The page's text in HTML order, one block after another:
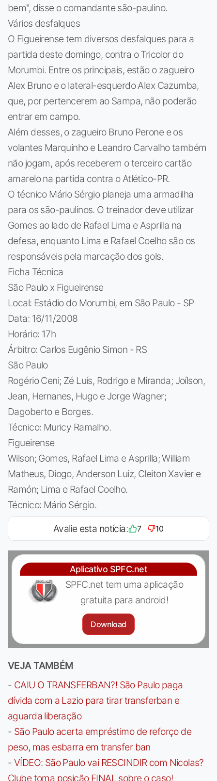
bem", disse o comandante são-paulino.
Vários desfalques
O Figueirense tem diversos desfalques para a
partida deste domingo, contra o Tricolor do
Morumbi. Entre os principais, estão o zagueiro
Alex Bruno e o lateral-esquerdo Alex Cazumba,
que, por pertencerem ao Sampa, não poderão
entrar em campo.
Além desses, o zagueiro Bruno Perone e os
volantes Marquinho e Leandro Carvalho também
não jogam, após receberem o terceiro cartão
amarelo na partida contra o Atlético-PR.
O técnico Mário Sérgio planeja uma armadilha
para os são-paulinos. O treinador deve utilizar
Gomes ao lado de Rafael Lima e Asprilla na
defesa, enquanto Lima e Rafael Coelho são os
responsáveis pela marcação dos gols.
Ficha Técnica
São Paulo x Figueirense
Local: Estádio do Morumbi, em São Paulo - SP
Data: 16/11/2008
Horário: 17h
Árbitro: Carlos Eugênio Simon - RS
São Paulo
Rogério Ceni; Zé Luís, Rodrigo e Miranda; Joílson,
Jean, Hernanes, Hugo e Jorge Wagner;
Dagoberto e Borges.
Técnico: Muricy Ramalho.
Figueirense
Wilson; Gomes, Rafael Lima e Asprilla; William
Matheus, Diogo, Anderson Luiz, Cleiton Xavier e
Ramón; Lima e Rafael Coelho.
Técnico: Mário Sérgio.
Avalie esta notícia: 7 10
Aplicativo SPFC.net
SPFC.net tem uma aplicação
gratuita para android!
Download
VEJA TAMBÉM
- CAIU O TRANSFERBAN?! São Paulo paga
dívida com a Lazio para tirar transferban e
aguarda liberação
- São Paulo acerta empréstimo de reforço de
peso, mas esbarra em transfer ban
- VÍDEO: São Paulo vai RESCINDIR com Nicolas?
Clube toma posição FINAL sobre o caso!